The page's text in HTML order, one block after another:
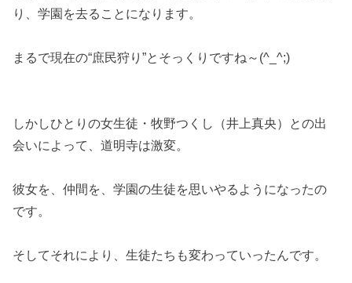
り、学園を去ることになります。
まるで現在の“庶民狩り”とそっくりですね～(^_^;)
しかしひとりの女生徒・牧野つくし（井上真央）との出
会いによって、道明寺は激変。
彼女を、仲間を、学園の生徒を思いやるようになったの
です。
そしてそれにより、生徒たちも変わっていったんです。